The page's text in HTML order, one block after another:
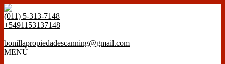
(011) 5-313-7148
+5491153137148
|
bonillapropiedadescanning@gmail.com
MENÚ